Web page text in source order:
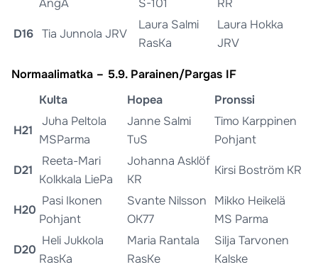
AngA
S-101
RR
D16 Tia Junnola JRV
Laura Salmi
RasKa
Laura Hokka
JRV
Normaalimatka – 5.9. Parainen/Pargas IF
Kulta
Hopea Pronssi
H21
Juha Peltola
MSParma
Janne Salmi
TuS
Timo Karppinen
Pohjant
D21
Reeta-Mari
Kolkkala LiePa
Johanna Asklöf
KR
Kirsi Boström KR
H20
Pasi Ikonen
Pohjant
Svante Nilsson
OK77
Mikko Heikelä
MS Parma
D20
Heli Jukkola
RasKa
Maria Rantala
RasKe
Silja Tarvonen
Kalske